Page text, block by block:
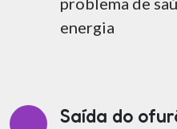
energia
Saída do